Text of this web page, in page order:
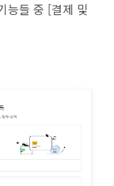
능들 중 [결제 및